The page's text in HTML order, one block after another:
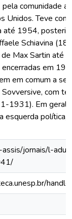
comunidade
Unidos. Teve
até 1954,
Schiavina
Max Sartin até
em
em comum a
Sovversive, com
1931). Em geral,
esquerda política,
jornais/l-